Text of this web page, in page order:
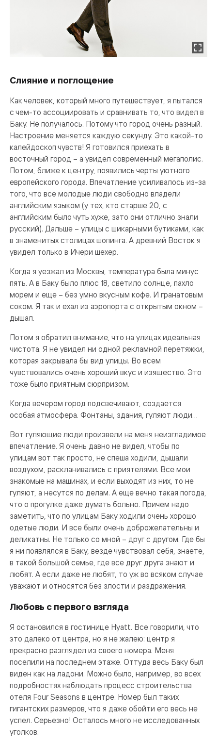
Слияние и поглощение
Как человек, который много путешествует, я пытался
с чем-то ассоциировать и сравнивать то, что видел в
Баку. Не получалось. Потому что город очень разный.
Настроение меняется каждую секунду. Это какой-то
калейдоскоп чувств! Я готовился приехать в
восточный город – а увидел современный мегаполис.
Потом, ближе к центру, появились черты уютного
европейского города. Впечатление усиливалось из-за
того, что все молодые люди свободно владели
английским языком (у тех, кто старше 20, с
английским было чуть хуже, зато они отлично знали
русский). Дальше – улицы с шикарными бутиками, как
в знаменитых столицах шопинга. А древний Восток я
увидел только в Ичери шехер.
Когда я уезжал из Москвы, температура была минус
пять. А в Баку было плюс 18, светило солнце, пахло
морем и еще – без умно вкусным кофе. И гранатовым
соком. Я так и ехал из аэропорта с открытым окном –
дышал.
Потом я обратил внимание, что на улицах идеальная
чистота. Я не увидел ни одной рекламной перетяжки,
которая закрывала бы вид улицы. Во всем
чувствовались очень хороший вкус и изящество. Это
тоже было приятным сюрпризом.
Когда вечером город подсвечивают, создается
особая атмосфера. Фонтаны, здания, гуляют люди…
Вот гуляющие люди произвели на меня неизгладимое
впечатление. Я очень давно не видел, чтобы по
улицам вот так просто, не спеша ходили, дышали
воздухом, раскланивались с приятелями. Все мои
знакомые на машинах, и если выходят из них, то не
гуляют, а несутся по делам. А еще вечно такая погода,
что о прогулке даже думать больно. Причем надо
заметить, что по улицам Баку ходили очень хорошо
одетые люди. И все были очень доброжелательны и
деликатны. Не только со мной – друг с другом. Где бы
я ни появлялся в Баку, везде чувствовал себя, знаете,
в такой большой семье, где все друг друга знают и
любят. А если даже не любят, то уж во всяком случае
уважают и относятся без злости и раздражения.
Любовь с первого взгляда
Я остановился в гостинице Hyatt. Все говорили, что
это далеко от центра, но я не жалею: центр я
прекрасно разглядел из своего номера. Меня
поселили на последнем этаже. Оттуда весь Баку был
виден как на ладони. Можно было, например, во всех
подробностях наблюдать процесс строительства
отеля Four Seasons в центре. Номер был таких
гигантских размеров, что я даже обойти его весь не
успел. Серьезно! Осталось много не исследованных
уголков.